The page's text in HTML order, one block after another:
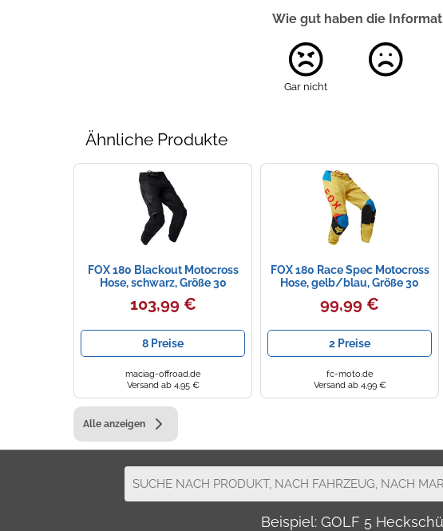
Wie gut haben die
Gar nicht
Ähnliche Produkte
FOX 180 Blackout Motocross
Hose, schwarz, Größe 30
103,99 €
8 Preise
maciag-offroad.de
Versand ab 4,95 €
FOX 180 Race Spec Motocross
Hose, gelb/blau, Größe 30
99,99 €
2 Preise
fc-moto.de
Versand ab 4,99 €
Alle anzeigen
Beispiel: GOLF 5